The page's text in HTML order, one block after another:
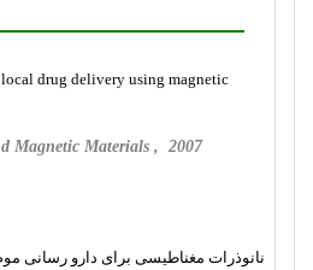
drug delivery using magnetic
Magnetic Materials , 2007
نانوذرات مغناطیسی برای دارو رسانی